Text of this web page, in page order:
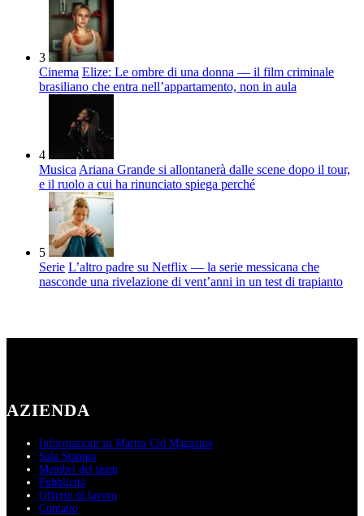
3
Cinema Elize: Le ombre di una donna — il film criminale
brasiliano che entra nell’appartamento, non in aula
4
Musica Ariana Grande si allontanerà dalle scene dopo il tour,
e il ruolo a cui ha rinunciato spiega perché
5
Serie L’altro padre su Netflix — la serie messicana che
nasconde una rivelazione di vent’anni in un test di trapianto
AZIENDA
Informazioni su Martin Cid Magazine
Sala Stampa
Membri del team
Pubblicità
Offerte di lavoro
Contatto